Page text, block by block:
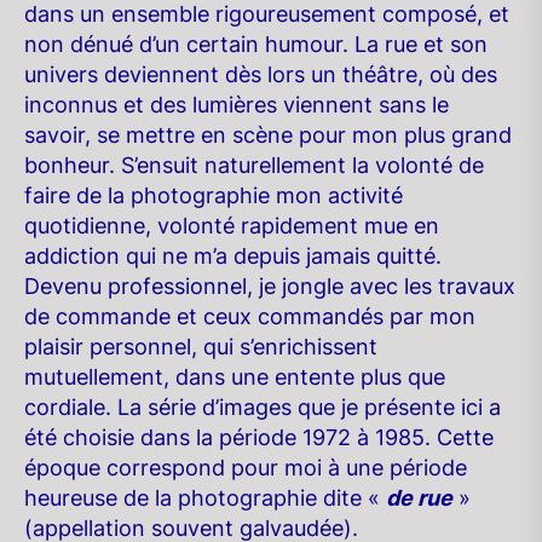
dans un ensemble rigoureusement composé, et
non dénué d’un certain humour. La rue et son
univers deviennent dès lors un théâtre, où des
inconnus et des lumières viennent sans le
savoir, se mettre en scène pour mon plus grand
bonheur. S’ensuit naturellement la volonté de
faire de la photographie mon activité
quotidienne, volonté rapidement mue en
addiction qui ne m’a depuis jamais quitté.
Devenu professionnel, je jongle avec les travaux
de commande et ceux commandés par mon
plaisir personnel, qui s’enrichissent
mutuellement, dans une entente plus que
cordiale. La série d’images que je présente ici a
été choisie dans la période 1972 à 1985. Cette
époque correspond pour moi à une période
heureuse de la photographie dite « de rue»
(appellation souvent galvaudée).